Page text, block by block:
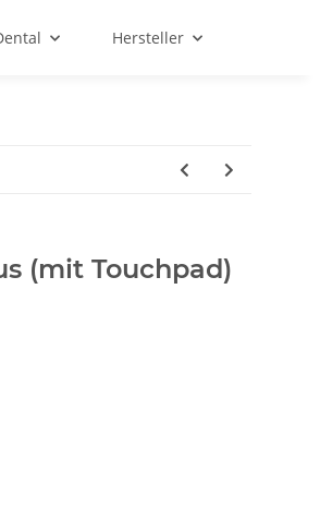
Hersteller
(mit Touchpad)